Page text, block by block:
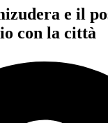
e il
con la città